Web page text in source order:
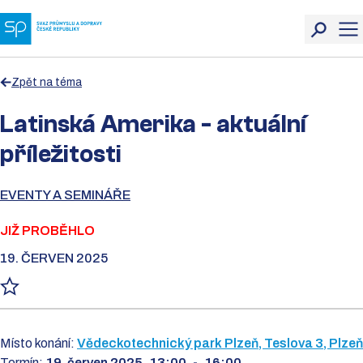
Zpět na téma
Latinská Amerika - aktuální
příležitosti
EVENTY A SEMINÁŘE
JIŽ PROBĚHLO
19. ČERVEN 2025
Místo konání: Vědeckotechnický park Plzeň, Teslova 3, Plzeň